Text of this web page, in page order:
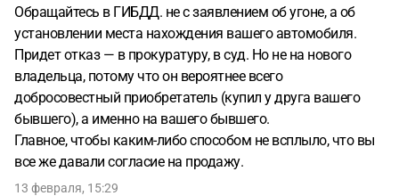
Обращайтесь в ГИБДД. не с заявлением об угоне, а об
установлении места нахождения вашего автомобиля.
Придет отказ — в прокуратуру, в суд. Но не на нового
владельца, потому что он вероятнее всего
добросовестный приобретатель (купил у друга вашего
бывшего), а именно на вашего бывшего.
Главное, чтобы каким-либо способом не всплыло, что вы
все же давали согласие на продажу.
13 февраля, 15:29